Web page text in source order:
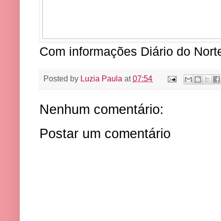
Com informações Diário do
Posted by Luzia Paula at07:54
Nenhum comentário:
Postar um comentário